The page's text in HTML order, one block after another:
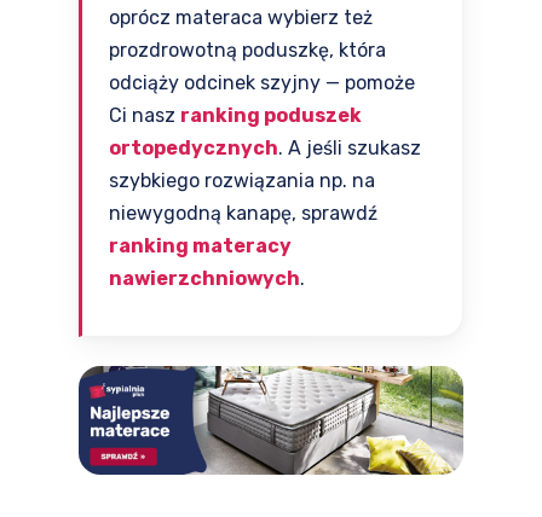
oprócz materaca wybierz też
prozdrowotną poduszkę, która
odciąży odcinek szyjny — pomoże
Ci nasz ranking poduszek
ortopedycznych. A jeśli szukasz
szybkiego rozwiązania np. na
niewygodną kanapę, sprawdź
ranking materacy
nawierzchniowych.